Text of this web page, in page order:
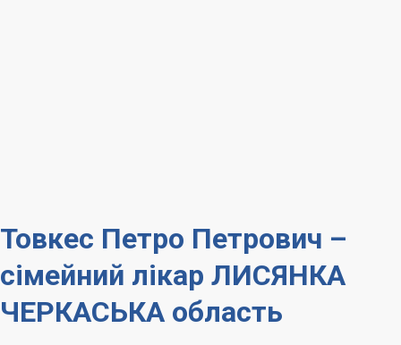
Товкес Петро Петрович –
сімейний лікар ЛИСЯНКА
ЧЕРКАСЬКА область